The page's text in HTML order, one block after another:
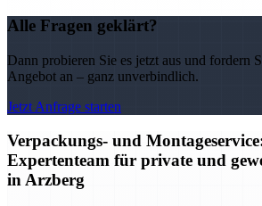
Alle Fragen geklärt?
Dann probieren Sie es jetzt aus und fordern
Angebot an – ganz unverbindlich.
Jetzt Anfrage starten
Verpackungs- und
Expertenteam für private und
in Arzberg